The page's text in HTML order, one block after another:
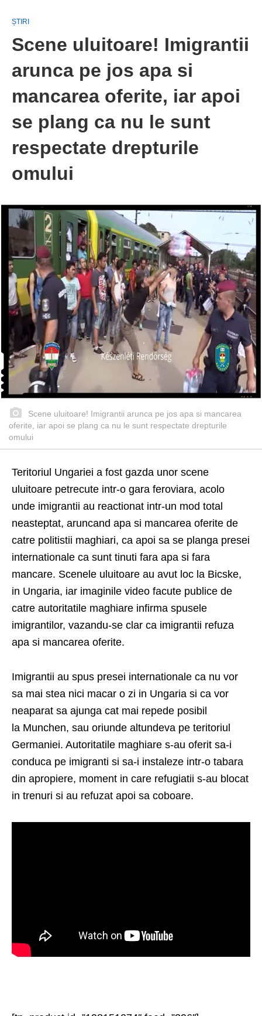
ȘTIRI
Scene uluitoare! Imigrantii
arunca pe jos apa si
mancarea oferite, iar apoi
se plang ca nu le sunt
respectate drepturile
omului
Scene uluitoare! Imigrantii arunca pe jos apa si mancarea
oferite, iar apoi se plang ca nu le sunt respectate drepturile
omului
Teritoriul Ungariei a fost gazda unor scene
uluitoare petrecute intr-o gara feroviara, acolo
unde imigrantii au reactionat intr-un mod total
neasteptat, aruncand apa si mancarea oferite de
catre politistii maghiari, ca apoi sa se planga presei
internationale ca sunt tinuti fara apa si fara
mancare. Scenele uluitoare au avut loc la Bicske,
in Ungaria, iar imaginile video facute publice de
catre autoritatile maghiare infirma spusele
imigrantilor, vazandu-se clar ca imigrantii refuza
apa si mancarea oferite.
Imigrantii au spus presei internationale ca nu vor
sa mai stea nici macar o zi in Ungaria si ca vor
neaparat sa ajunga cat mai repede posibil
la Munchen, sau oriunde altundeva pe teritoriul
Germaniei. Autoritatile maghiare s-au oferit sa-i
conduca pe imigranti si sa-i instaleze intr-o tabara
din apropiere, moment in care refugiatii s-au blocat
in trenuri si au refuzat apoi sa coboare.